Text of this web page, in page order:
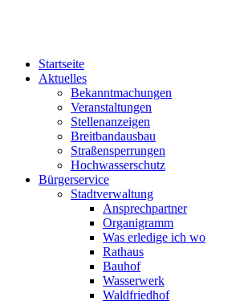
Startseite
Aktuelles
Bekanntmachungen
Veranstaltungen
Stellenanzeigen
Breitbandausbau
Straßensperrungen
Hochwasserschutz
Bürgerservice
Stadtverwaltung
Ansprechpartner
Organigramm
Was erledige ich wo
Rathaus
Bauhof
Wasserwerk
Waldfriedhof